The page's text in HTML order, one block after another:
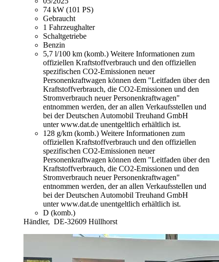
74 kW (101 PS)
Gebraucht
1 Fahrzeughalter
Schaltgetriebe
Benzin
5,7 l/100 km (komb.) Weitere Informationen zum
offiziellen Kraftstoffverbrauch und den offiziellen
spezifischen CO2-Emissionen neuer
Personenkraftwagen können dem "Leitfaden über den
Kraftstoffverbrauch, die CO2-Emissionen und den
Stromverbrauch neuer Personenkraftwagen"
entnommen werden, der an allen Verkaufsstellen und
bei der Deutschen Automobil Treuhand GmbH
unter www.dat.de unentgeltlich erhältlich ist.
128 g/km (komb.) Weitere Informationen zum
offiziellen Kraftstoffverbrauch und den offiziellen
spezifischen CO2-Emissionen neuer
Personenkraftwagen können dem "Leitfaden über den
Kraftstoffverbrauch, die CO2-Emissionen und den
Stromverbrauch neuer Personenkraftwagen"
entnommen werden, der an allen Verkaufsstellen und
bei der Deutschen Automobil Treuhand GmbH
unter www.dat.de unentgeltlich erhältlich ist.
D (komb.)
Händler, DE-32609 Hüllhorst